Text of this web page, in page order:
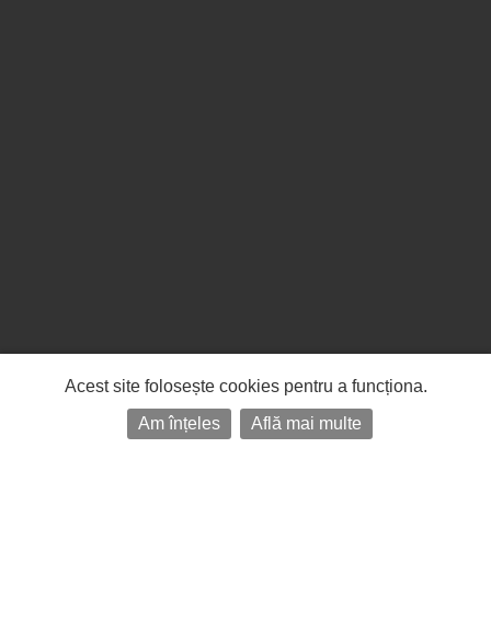
Acest site folosește cookies pentru a funcționa.
Am înțeles
Află mai multe